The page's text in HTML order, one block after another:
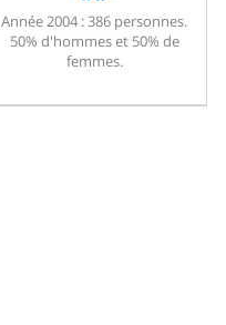
Année 2004 :386 personnes.
50% d'hommes et 50% de
femmes.